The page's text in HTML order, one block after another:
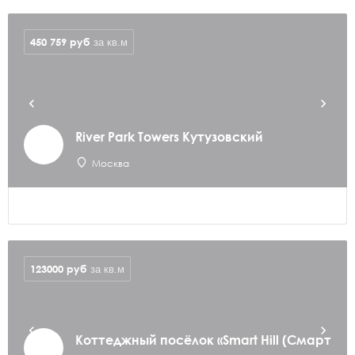
River Park Towers Кутузовский
Москва
450 759 руб за кв.м
Коттеджный посёлок «Smart Hill (Смарт
123000 руб за кв.м